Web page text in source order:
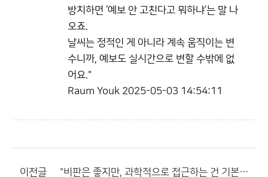
방치하면 ‘예보 안 고친다고 뭐하냐’는 말 나
오죠.
날씨는 정적인 게 아니라 계속 움직이는 변
수니까, 예보도 실시간으로 변할 수밖에 없
어요."
Raum Youk 2025-05-03 14:54:11
이전글 "비판은 좋지만, 과학적으로 접근하는 건 기본 예의 아닐까요."